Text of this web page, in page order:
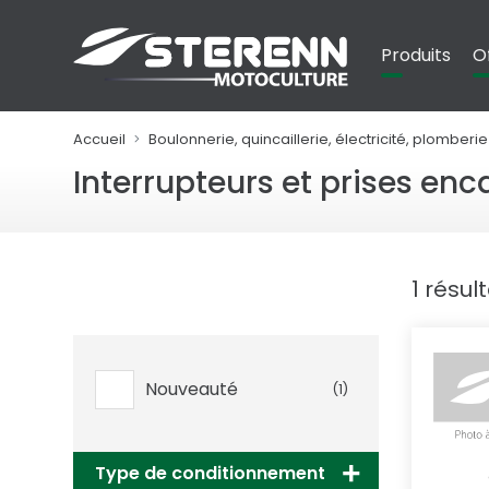
Produits
Accueil Boulonnerie, quincaillerie, électricité, plomberie
Interrupteurs et prises
Nouveauté (1)
Type de conditionnement
1